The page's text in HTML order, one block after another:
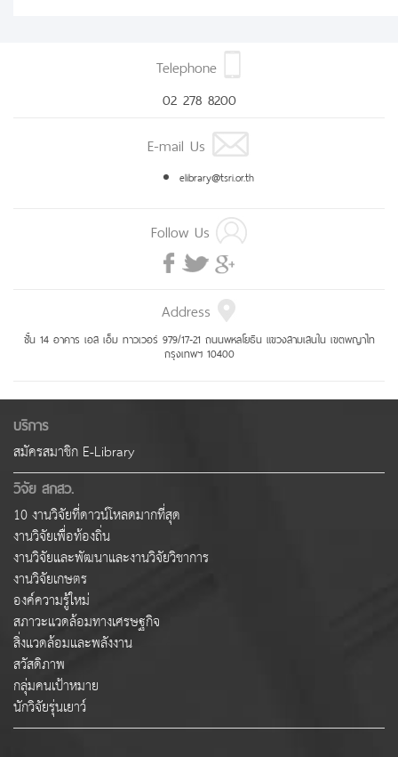
Telephone
02 278 8200
E-mail Us
elibrary@tsri.or.th
Follow Us
Address
ชั้น 14 อาคาร เอส เอ็ม ทาวเวอร์ 979/17-21 ถนนพหลโยธิน แขวงสามเสนใน เขตพญาไท
กรุงเทพฯ 10400
บริการ
สมัครสมาชิก E-Library
วิจัย สกสว.
10 งานวิจัยที่ดาวน์โหลดมากที่สุด
งานวิจัยเพื่อท้องถิ่น
งานวิจัยและพัฒนาและงานวิจัยวิชาการ
งานวิจัยเกษตร
องค์ความรู้ใหม่
สภาวะแวดล้อมทางเศรษฐกิจ
สิ่งแวดล้อมและพลังงาน
สวัสดิภาพ
กลุ่มคนเป้าหมาย
นักวิจัยรุ่นเยาว์